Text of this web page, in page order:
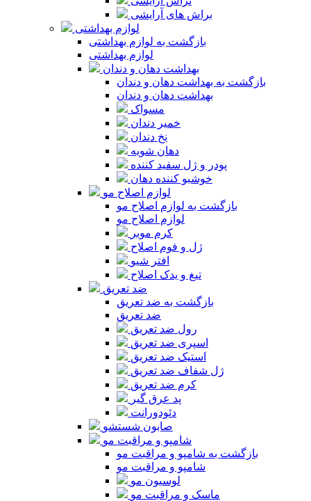
براش های آرایشی
لوازم بهداشتی
بازگشت به لوازم بهداشتی
لوازم بهداشتی
بهداشت دهان و دندان
بازگشت به بهداشت دهان و دندان
بهداشت دهان و دندان
مسواک
خمیر دندان
نخ دندان
دهان شویه
پودر و ژل سفید کننده
خوشبو کننده دهان
لوازم اصلاح مو
بازگشت به لوازم اصلاح مو
لوازم اصلاح مو
کرم موبر
ژل و فوم اصلاح
افتر شیو
تیغ و یدک اصلاح
ضد تعریق
بازگشت به ضد تعریق
ضد تعریق
رول ضد تعریق
اسپری ضد تعریق
استیک ضد تعریق
ژل شفاف ضد تعریق
کرم ضد تعریق
پد عرق گیر
دئودورانت
صابون شستشو
شامپو و مراقبت مو
بازگشت به شامپو و مراقبت مو
شامپو و مراقبت مو
لوسیون مو
ماسک و مراقبت مو